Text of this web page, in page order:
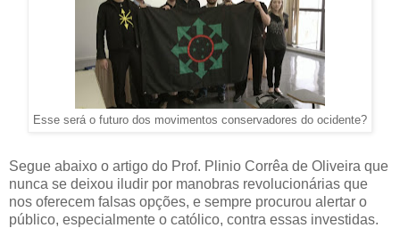
Esse será o futuro dos movimentos conservadores do ocidente?
Segue abaixo o artigo do Prof. Plinio Corrêa de Oliveira que
nunca se deixou iludir por manobras revolucionárias que
nos oferecem falsas opções, e sempre procurou alertar o
público, especialmente o católico, contra essas investidas.